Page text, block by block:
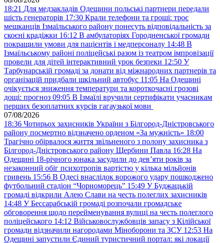
18:21 Для медзакладів Одещини польські партнери передали
шість генераторів 17:30 Крали телефони та гроші: троє
мешканців Ізмаїльського району понесуть відповідальність за
скоєні крадіжки 16:12 В амбулаторіях Городненської громади
покращили умови для пацієнтів і медперсоналу 14:48 В
Ізмаїльському районі поліцейські разом із театром імпровізації
провели для дітей інтерактивний урок безпеки 12:50 У
Тарбунарській громаді за донати від міжнародних партнерів та
організацій придбали шкільний автобус 11:05 На Одещині
очікується зниження температури та короткочасні грозові
дощі: прогноз 09:05 В Ізмаїлі вручили сертифікати учасникам
перших безоплатних курсів гагаузької мови
07/08/2026
18:36 Чотирьох захисників України з Білгород-Дністровського
району посмертно відзначено орденом «За мужність» 18:00
Трагічно обірвалося життя звільненого з полону захисника з
Білгород-Дністровського району Щербини Павла 16:28 На
Одещині 18-річного юнака засудили до дев’яти років за
незаконний обіг психотропів вартістю у кілька мільйонів
гривень 15:56 В Одесі внаслідок ворожого удару пошкоджено
футбольний стадіон “Чорноморець” 15:49 У Буджацькій
громаді відкрили Алею Слави на честь полеглих захисників
14:48 У Бессарабській громаді розпочали громадське
обговорення щодо перейменування вулиці на честь полеглого
поліцейського 14:12 Військовослужбовців запасу з Кілійської
громади відзначили нагородами Міноборони та ЗСУ 12:53 На
Одещині запустили Єдиний туристичний портал: які локації